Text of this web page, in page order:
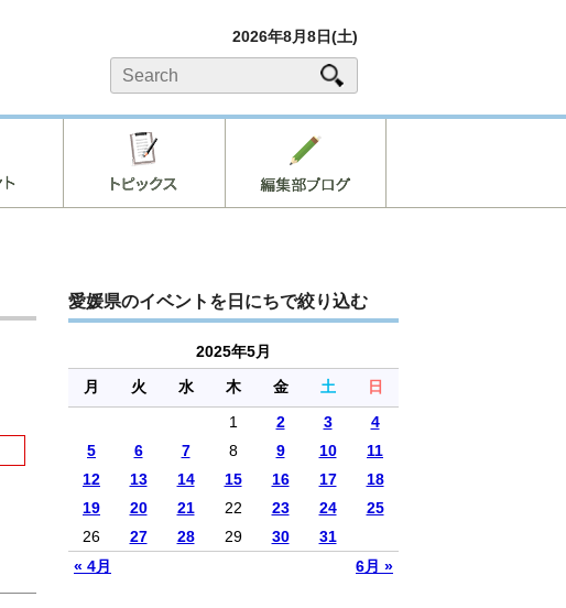
2026年8月8日(土)
愛媛県のイベントを日にちで絞り込む
2025年5月
月
火 水 木 金 土 日
« 4月 6月 »
1 2 3
4
5
6 7 8 9 10
11
12
13 14 15 16 17
18
19
20 21 22 23 24
25
26
27 28 29 30 31